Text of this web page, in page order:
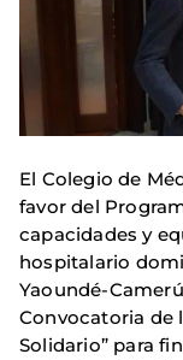
El Colegio de
favor del
capacidades y
hospitalario
Yaoundé-
Convocatoria de
Solidario” para